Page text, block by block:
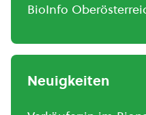
BioInfo
Neuigkeiten